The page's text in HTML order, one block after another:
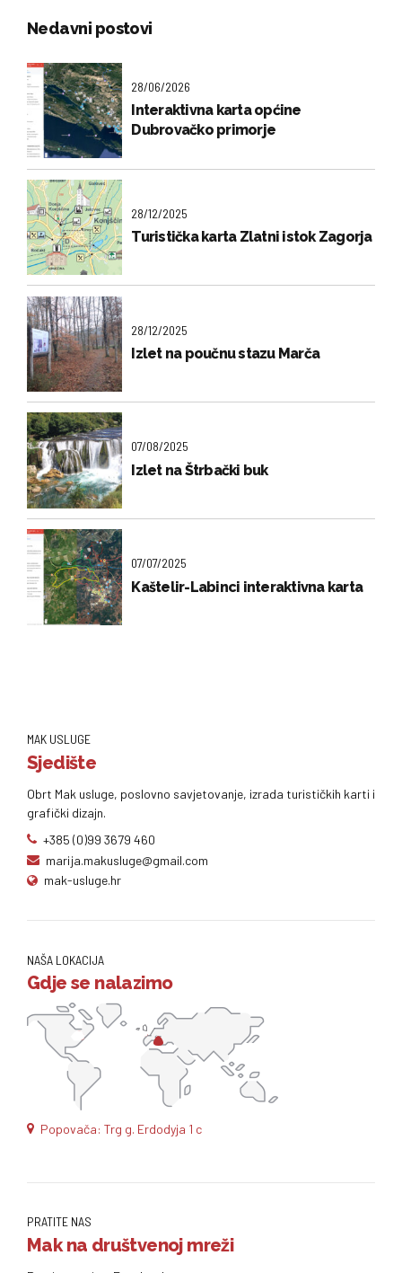
Nedavni postovi
28/06/2026
Interaktivna karta općine
Dubrovačko primorje
28/12/2025
Turistička karta Zlatni istok Zagorja
28/12/2025
Izlet na poučnu stazu Marča
07/08/2025
Izlet na Štrbački buk
07/07/2025
Kaštelir-Labinci interaktivna karta
MAK USLUGE
Sjedište
Obrt Mak usluge, poslovno savjetovanje, izrada turističkih karti i
grafički dizajn.
+385 (0)99 3679 460
marija.makusluge@gmail.com
mak-usluge.hr
NAŠA LOKACIJA
Gdje se nalazimo
Popovača: Trg g. Erdodyja 1 c
PRATITE NAS
Mak na društvenoj mreži